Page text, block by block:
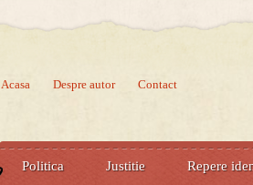
Acasa Despre autor Contact
Politica Justitie Repere